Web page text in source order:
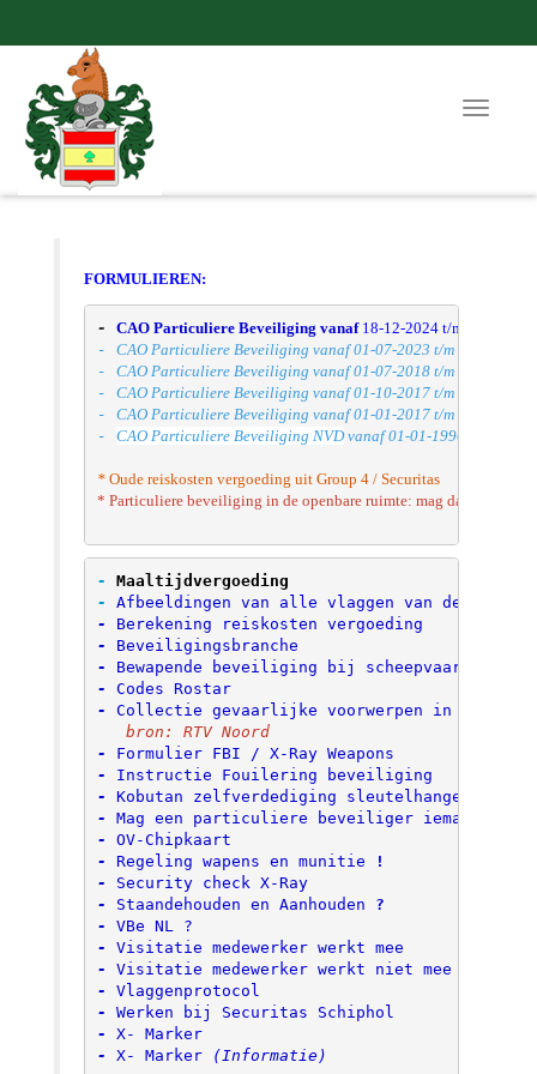
Toggle
FORMULIEREN:
- CAO Particuliere Beveiliging vanaf 18-12-2024 t/m 27-12-
- CAO Particuliere Beveiliging vanaf 01-07-2023 t/m 24-03-2024
- CAO Particuliere Beveiliging vanaf 01-07-2018 t/m 30-06-2023
- CAO Particuliere Beveiliging vanaf 01-10-2017 t/m 01-10-2018
- CAO Particuliere Beveiliging vanaf 01-01-2017 t/m 30-09-2017
- CAO Particuliere Beveiliging NVD vanaf 01-01-1996
* Oude reiskosten vergoeding uit Group 4 / Securitas
* Particuliere beveiliging in de openbare ruimte: mag dat eigenlijk
- Maaltijdvergoeding
- Afbeeldingen van alle vlaggen van de wereld
- Berekening reiskosten vergoeding
- Beveiligingsbranche
- Bewapende beveiliging bij scheepvaart
- Codes Rostar
- Collectie gevaarlijke voorwerpen in
   bron: RTV Noord
- Formulier FBI / X-Ray Weapons
- Instructie Fouilering beveiliging
- Kobutan zelfverdediging sleutelhanger
- Mag een particuliere beveiliger iemand
- OV-Chipkaart
- Regeling wapens en munitie !
- Security check X-Ray
- Staandehouden en Aanhouden ?
- VBe NL
- Visitatie medewerker werkt mee
- Visitatie medewerker werkt niet mee
- Vlaggenprotocol
- Werken bij Securitas Schiphol
- X- Marker
- X- Marker (Informatie)